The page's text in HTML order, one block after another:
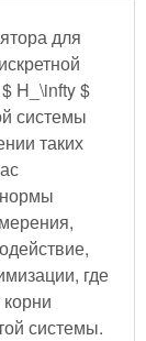
для
H_\infty $
системы
таких
где
системы.